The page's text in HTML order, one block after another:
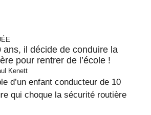
ans, il décide de conduire la
pour rentrer de l’école !
Kenett
d’un enfant conducteur de 10
qui choque la sécurité routière